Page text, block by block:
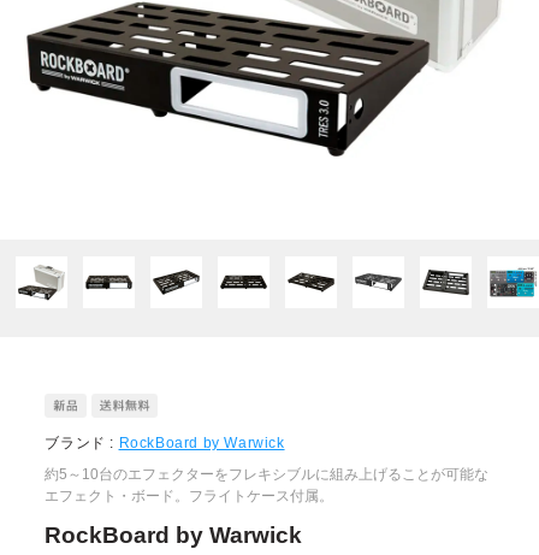
ブランド : RockBoard by Warwick
約5～10台のエフェクターをフレキシブルに組み上げることが可能な
エフェクト・ボード。フライトケース付属。
RockBoard by Warwick